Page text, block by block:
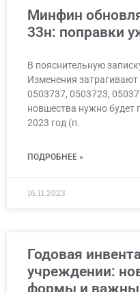
Минфин
33н: поправки
В пояснительную
Изменения
0503737, 0503723,
новшества нужно будет
2023 год (п.
ПОДРОБНЕЕ »
16.11.2023
Годовая
учреждении:
формы и